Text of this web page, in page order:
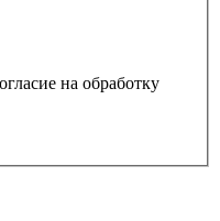
на обработку